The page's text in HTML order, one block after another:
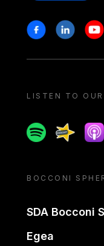
Stay in touch
FacebookLinkedin
LISTEN TO
SpotifySpreaker
BOCCONI
SDA Bocconi
Egea